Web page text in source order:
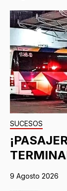
SUCESOS
9 Agosto 2026